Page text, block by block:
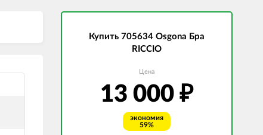
Купить 705634 Osgona Бра
RICCIO
Цена
13 000 ₽
экономия
59%